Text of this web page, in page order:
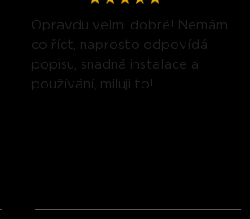
Opravdu velmi dobré! Nemám
co říct, naprosto odpovídá
popisu, snadná instalace a
používání, miluji to!